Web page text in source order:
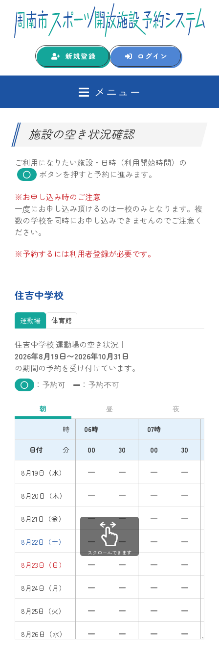
新規登録 ログイン
メニュー
施設の空き状況確認
ご利用になりたい施設・日時（利用開始時間）の
ボタンを押すと予約に進みます。
※お申し込み時のご注意
一度にお申し込み頂けるのは一校のみとなります。複
数の学校を同時にお申し込みできませんのでご注意く
ださい。
※予約するには利用者登録が必要です。
住吉中学校
運動場 体育館
住吉中学校 運動場の空き状況｜
2026年8月19日〜2026年10月31日
の期間の予約を受け付けています。
：予約可
：予約不可
朝 昼 夜
時 06時 07時
日付 分 00 30 00 30
8月19日（水）
8月20日（木）
8月21日（金）
8月22日（土）
8月23日（日）
8月24日（月）
8月25日（火）
8月26日（水）
スクロールできます